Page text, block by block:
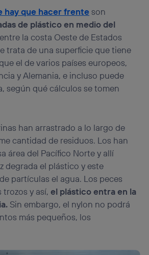
hay que hacer frenteson
de plástico en medio del
la costa Oeste de Estados
trata de una superficie que tiene
el de varios países europeos,
y Alemania, e incluso puede
según qué cálculos se tomen
han arrastrado a lo largo de
cantidad de residuos. Los han
área del Pacífico Norte y allí
degrada el plástico y este
partículas el agua. Los peces
trozos y así,el plástico entra en la
Sin embargo, el nylon no podrá
más pequeños, los
de banda ancha
(p. ej., Wi-Fi),
se realizará en función de las
de los miembros del hogar
su consentimiento.
, el marketing será más
que se basará únicamente en la
del móvil.
consentimientos Utiq seleccionando
la parte inferior de esta página web o
más información, consulta
de Utiq